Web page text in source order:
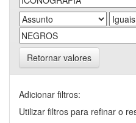
Retornar valores
Adicionar filtros:
Utilizar filtros para refinar o